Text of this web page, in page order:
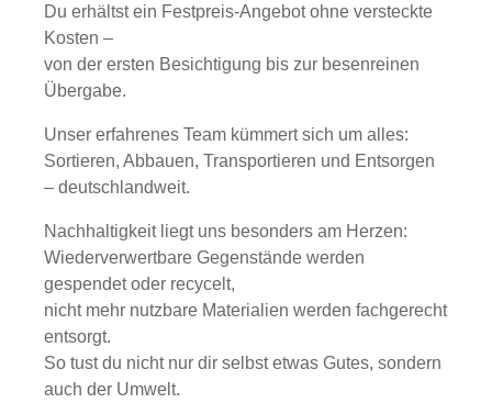
Du erhältst ein Festpreis-Angebot ohne versteckte
Kosten –
von der ersten Besichtigung bis zur besenreinen
Übergabe.
Unser erfahrenes Team kümmert sich um alles:
Sortieren, Abbauen, Transportieren und Entsorgen
– deutschlandweit.
Nachhaltigkeit liegt uns besonders am Herzen:
Wiederverwertbare Gegenstände werden
gespendet oder recycelt,
nicht mehr nutzbare Materialien werden fachgerecht
entsorgt.
So tust du nicht nur dir selbst etwas Gutes, sondern
auch der Umwelt.